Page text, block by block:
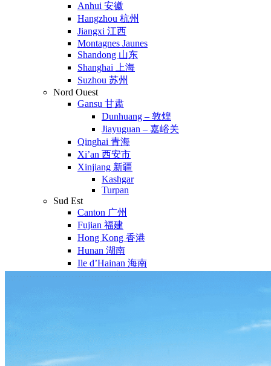
Anhui 安徽
Hangzhou 杭州
Jiangxi 江西
Montagnes Jaunes
Shandong 山东
Shanghai 上海
Suzhou 苏州
Nord Ouest
Gansu 甘肃
Dunhuang – 敦煌
Jiayuguan – 嘉峪关
Qinghai 青海
Xi’an 西安市
Xinjiang 新疆
Kashgar
Turpan
Sud Est
Canton 广州
Fujian 福建
Hong Kong 香港
Hunan 湖南
Ile d’Hainan 海南
Macao 澳门
Sud Ouest
Guangxi 广西
Guizhou 贵州
Hubei